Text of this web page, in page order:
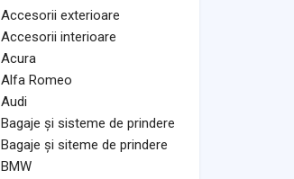
Accesorii exterioare
Accesorii interioare
Acura
Alfa Romeo
Audi
Bagaje și sisteme de prindere
Bagaje și siteme de prindere
BMW